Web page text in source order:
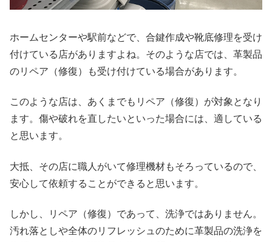
ホームセンターや駅前などで、合鍵作成や靴底修理を受け
付けている店がありますよね。そのような店では、革製品
のリペア（修復）も受け付けている場合があります。
このような店は、あくまでもリペア（修復）が対象となり
ます。傷や破れを直したいといった場合には、適している
と思います。
大抵、その店に職人がいて修理機材もそろっているので、
安心して依頼することができると思います。
しかし、リペア（修復）であって、洗浄ではありません。
汚れ落としや全体のリフレッシュのために革製品の洗浄を